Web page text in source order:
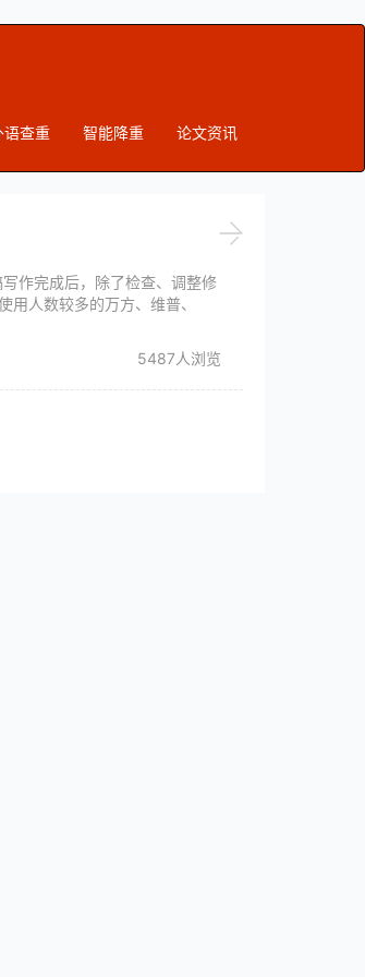
语查重 智能降重 论文资讯
作完成后，除了检查、调整修
人数较多的万方、维普、
5487人浏览